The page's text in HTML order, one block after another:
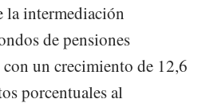
la intermediación
de pensiones
un crecimiento de 12,6
porcentuales al